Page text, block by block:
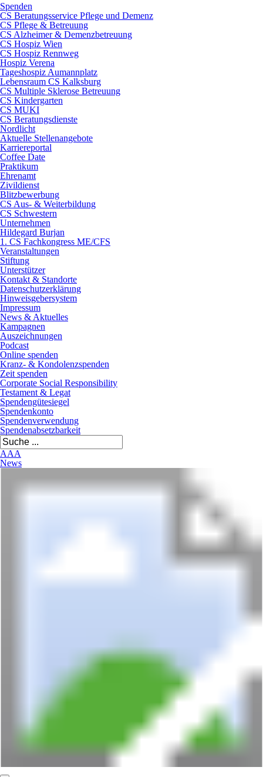
Spenden
CS Beratungsservice Pflege und Demenz
CS Pflege & Betreuung
CS Alzheimer & Demenzbetreuung
CS Hospiz Wien
CS Hospiz Rennweg
Hospiz Verena
Tageshospiz Aumannplatz
Lebensraum CS Kalksburg
CS Multiple Sklerose Betreuung
CS Kindergarten
CS MUKI
CS Beratungsdienste
Nordlicht
Aktuelle Stellenangebote
Karriereportal
Coffee Date
Praktikum
Ehrenamt
Zivildienst
Blitzbewerbung
CS Aus- & Weiterbildung
CS Schwestern
Unternehmen
Hildegard Burjan
1. CS Fachkongress ME/CFS
Veranstaltungen
Stiftung
Unterstützer
Kontakt & Standorte
Datenschutzerklärung
Hinweisgebersystem
Impressum
News & Aktuelles
Kampagnen
Auszeichnungen
Podcast
Online spenden
Kranz- & Kondolenzspenden
Zeit spenden
Corporate Social Responsibility
Testament & Legat
Spendengütesiegel
Spendenkonto
Spendenverwendung
Spendenabsetzbarkeit
AAA
News